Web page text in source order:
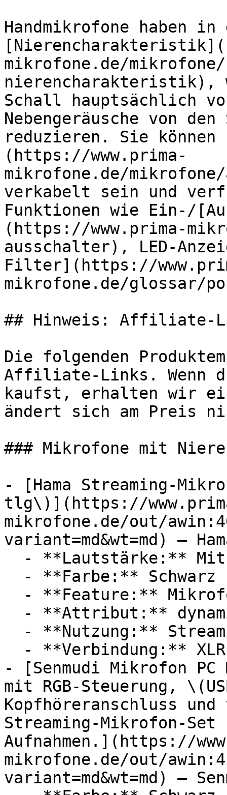
Handmikrofone haben
mikrofone.de/
nierencharakteristik),
Schall hauptsächlich
Nebengeräusche von
reduzieren. Sie
(https://www.prima-
mikrofone.de/
verkabelt sein und
Funktionen wie Ein-/
(https://www.prima-
ausschalter), LED-
Filter](https://
mikrofone.de/glossar/
## Hinweis: Affiliate-
Die folgenden
Affiliate-Links. Wenn
kaufst, erhalten wir
ändert sich am Preis
### Mikrofone mit
- [Hama Streaming-
tlg\)](https://
mikrofone.de/out/
variant=md&wt=md) —
- [Senmudi Mikrofon PC
mit RGB-Steuerung,
Kopfhöreranschluss
Streaming-Mikrofon-
Aufnahmen.](https://
mikrofone.de/out/
variant=md&wt=md) —